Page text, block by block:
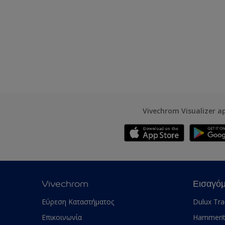
Vivechrom Visualizer
Vivechrom
Εύρεση Καταστήματος
Επικοινωνία
Dulux